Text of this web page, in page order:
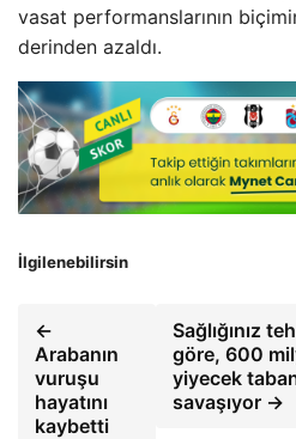
vasat performanslarının
derinden azaldı.
İlgilenebilirsin
←
Arabanın
vuruşu
hayatını
kaybetti
Sağlığınız
göre, 600
yiyecek
savaşıyor →